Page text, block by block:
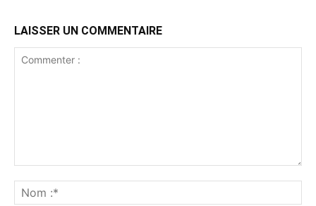
LAISSER UN COMMENTAIRE